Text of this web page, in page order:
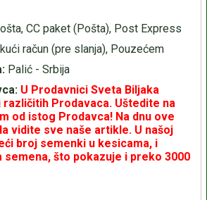
CC paket (Pošta), Post Express
račun (pre slanja), Pouzećem
Palić - Srbija
U Prodavnici Sveta Biljaka
Prodavaca. Uštedite na
od istog Prodavca! Na dnu ove
vidite sve naše artikle. U našoj
broj semenki u kesicama, i
što pokazuje i preko 3000